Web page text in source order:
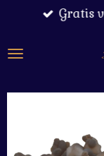
naar
Gratis